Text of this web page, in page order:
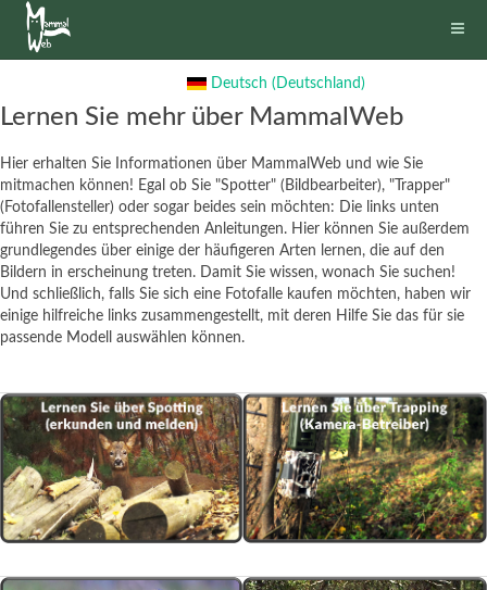
Deutsch (Deutschland)
Lernen Sie mehr über MammalWeb
Hier erhalten Sie Informationen über MammalWeb und wie Sie
mitmachen können! Egal ob Sie "Spotter" (Bildbearbeiter), "Trapper"
(Fotofallensteller) oder sogar beides sein möchten: Die links unten
führen Sie zu entsprechenden Anleitungen. Hier können Sie außerdem
grundlegendes über einige der häufigeren Arten lernen, die auf den
Bildern in erscheinung treten. Damit Sie wissen, wonach Sie suchen!
Und schließlich, falls Sie sich eine Fotofalle kaufen möchten, haben wir
einige hilfreiche links zusammengestellt, mit deren Hilfe Sie das für sie
passende Modell auswählen können.